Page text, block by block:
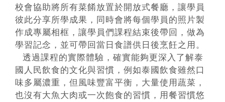
校會協助將所有菜餚放置於開放式餐廳，讓學員
彼此分享所學成果，同時會將每個學員的照片製
作成專屬相框，讓學員們課程結束後帶回，做為
學習記念，並可帶回當日食譜供日後烹飪之用。
透過課程的實際體驗，確實能夠更深入了解泰
國人民飲食的文化與習慣，例如泰國飲食雖然口
味多屬濃重，但風味豐富平衡，大量使用蔬菜，
也沒有大魚大肉或一次飽食的習慣，用餐習慣悠